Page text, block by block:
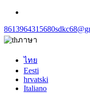
8613964315680
ภาษา
ไทย
Eesti
hrvatski
Italiano